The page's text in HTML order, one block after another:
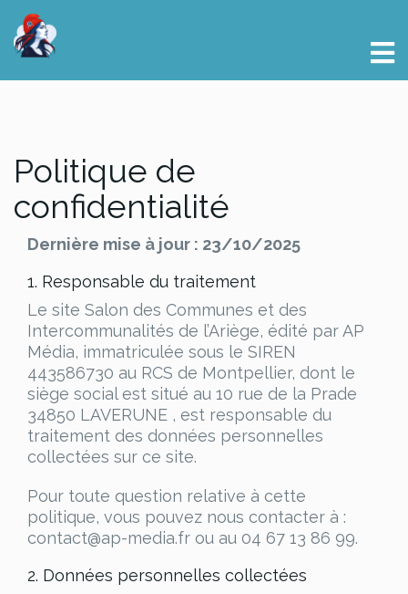
Politique de
confidentialité
Dernière mise à jour : 23/10/2025
1. Responsable du traitement
Le site Salon des Communes et des
Intercommunalités de l’Ariège, édité par AP
Média, immatriculée sous le SIREN
443586730 au RCS de Montpellier, dont le
siège social est situé au 10 rue de la Prade
34850 LAVERUNE , est responsable du
traitement des données personnelles
collectées sur ce site.
Pour toute question relative à cette
politique, vous pouvez nous contacter à :
contact@ap-media.fr ou au 04 67 13 86 99.
2. Données personnelles collectées